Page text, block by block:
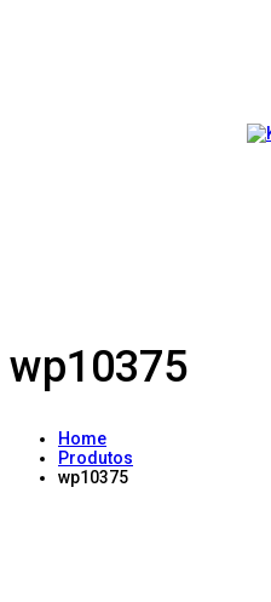
wp10375
Home
Produtos
wp10375